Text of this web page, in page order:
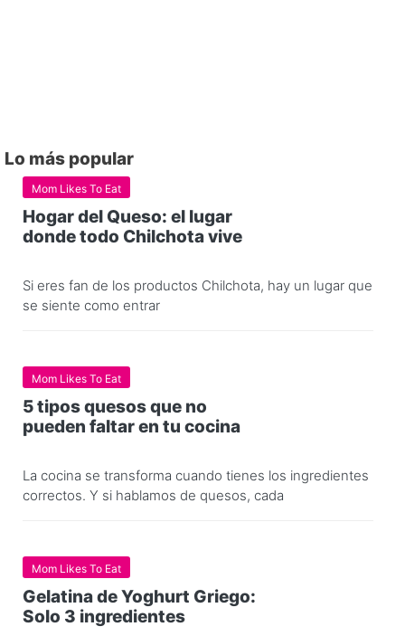
Lo más popular
Mom Likes To Eat
Hogar del Queso: el lugar
donde todo Chilchota vive
Si eres fan de los productos Chilchota, hay un lugar que
se siente como entrar
Mom Likes To Eat
5 tipos quesos que no
pueden faltar en tu cocina
La cocina se transforma cuando tienes los ingredientes
correctos. Y si hablamos de quesos, cada
Mom Likes To Eat
Gelatina de Yoghurt Griego:
Solo 3 ingredientes